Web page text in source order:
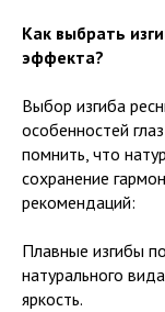
Как выбрать
эффекта?
Выбор изгиба
особенностей
помнить, что
сохранение
рекомендаций:
Плавные изгибы
натурального
яркость.